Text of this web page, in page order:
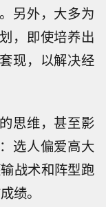
另外，大多为
，即使培养出
现，以解决经
思维，甚至影
选人偏爱高大
战术和阵型跑
绩。